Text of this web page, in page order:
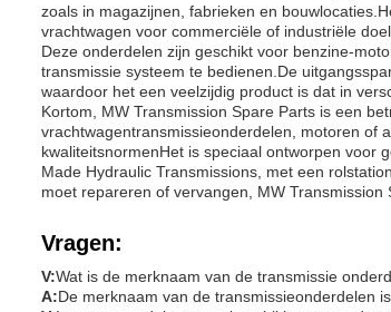
zoals in magazijnen, fabrieken en
vrachtwagen voor commerciële of industriële
Deze onderdelen zijn geschikt voor benzine-
transmissie systeem te bedienen.De
waardoor het een veelzijdig product is dat in
Kortom, MW Transmission Spare Parts is een
vrachtwagentransmissieonderdelen, motoren of
kwaliteitsnormenHet is speciaal ontworpen voor
Made Hydraulic Transmissions, met een
moet repareren of vervangen, MW Transmission
Vragen:
V:Wat is de merknaam van de transmissie
A:De merknaam van de transmissieonderdelen is